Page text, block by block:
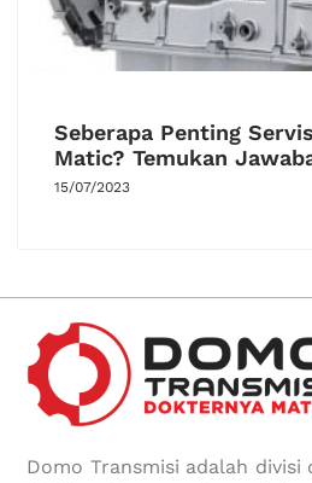
Seberapa Penting
Matic? Temukan
15/07/2023
Domo Transmisi adalah divisi